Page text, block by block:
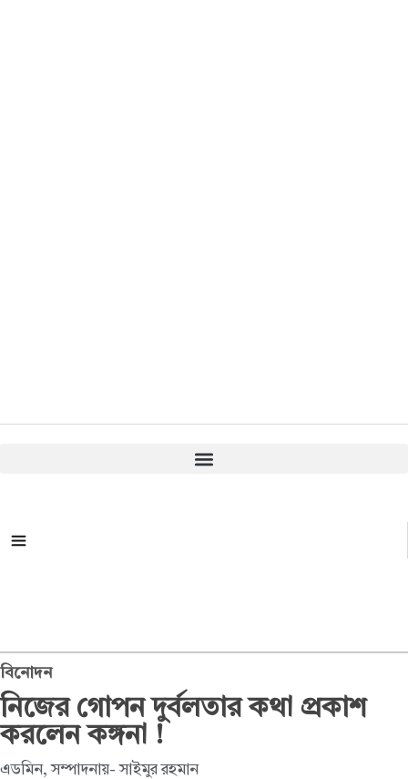
সকল ক্যাটাগরি
বিনোদন
নিজের গোপন দুর্বলতার কথা প্রকাশ
করলেন কঙ্গনা !
এডমিন, সম্পাদনায়- সাইমুর রহমান